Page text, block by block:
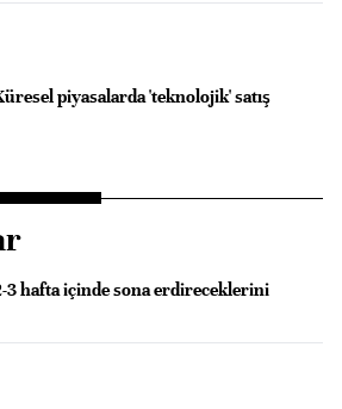
piyasalarda 'teknolojik' satış
3 hafta içinde sona erdireceklerini